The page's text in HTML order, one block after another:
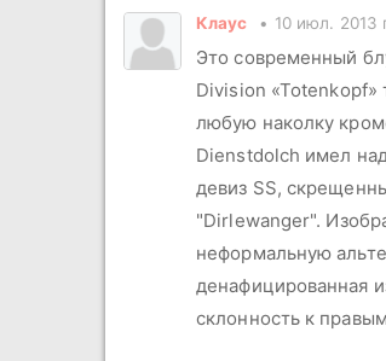
Клаус 10 июл. 2013
Это современный
Division «Totenkopf»
любую наколку
Dienstdolch имел
девиз SS,
"Dirlewanger".
неформальную
денафицированная
склонность к